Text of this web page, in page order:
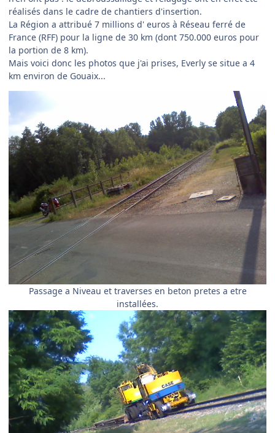
réalisés dans le cadre de chantiers d'insertion.
La Région a attribué 7 millions d' euros à Réseau ferré de
France (RFF) pour la ligne de 30 km (dont 750.000 euros pour
la portion de 8 km).
Mais voici donc les photos que j'ai prises, Everly se situe a 4
km environ de Gouaix...
Passage a Niveau et traverses en beton pretes a etre
installées.